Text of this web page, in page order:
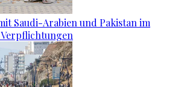
Saudi-Arabien und Pakistan im